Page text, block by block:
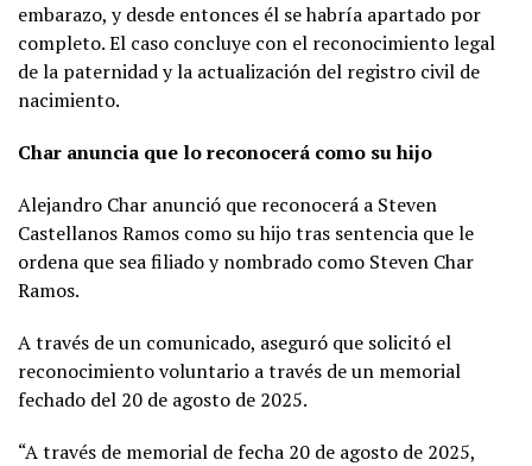
embarazo, y desde entonces él se habría apartado por
completo. El caso concluye con el reconocimiento legal
de la paternidad y la actualización del registro civil de
nacimiento.
Char anuncia que lo reconocerá como su hijo
Alejandro Char anunció que reconocerá a Steven
Castellanos Ramos como su hijo tras sentencia que le
ordena que sea filiado y nombrado como Steven Char
Ramos.
A través de un comunicado, aseguró que solicitó el
reconocimiento voluntario a través de un memorial
fechado del 20 de agosto de 2025.
“A través de memorial de fecha 20 de agosto de 2025,